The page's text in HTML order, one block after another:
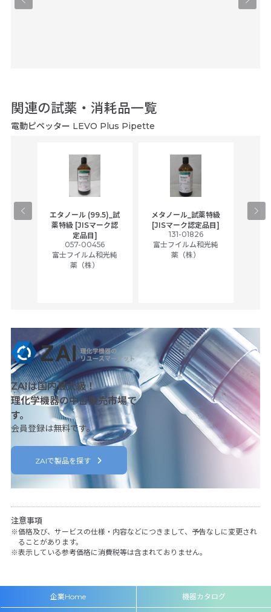
関連の試薬・消耗品一覧
電動ピペッター LEVO Plus Pipette
エタノール (99.5)_試
薬特級 [JISマーク認
定品目]
057-00456
富士フイルム和光純
薬（株）
メタノール_試薬特級
[JISマーク認定品目]
131-01826
富士フイルム和光純
薬（株）
ア
ZAIは国内最大級！
理化学機器の中古販売市場で
す。
会員登録は無料です。
ZAIで製品を探す
注意事項
価格及び、サービスの仕様・内容などにつきまして、予告なしに変更され
ることがあります。
表示している参考価格に消費税等は含まれておりません。
企業Home 機器カタログ